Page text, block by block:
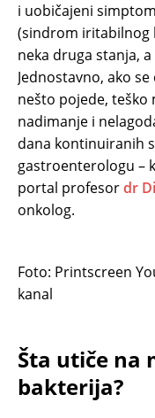
i uobičajeni
(sindrom iritabilnog
neka druga stanja,
Jednostavno, ako
nešto pojede, teško
nadimanje i
dana kontinuiranih
gastroenterologu –
portal profesordr
onkolog.
Foto: Printscreen
kanal
Šta utiče na
bakterija?